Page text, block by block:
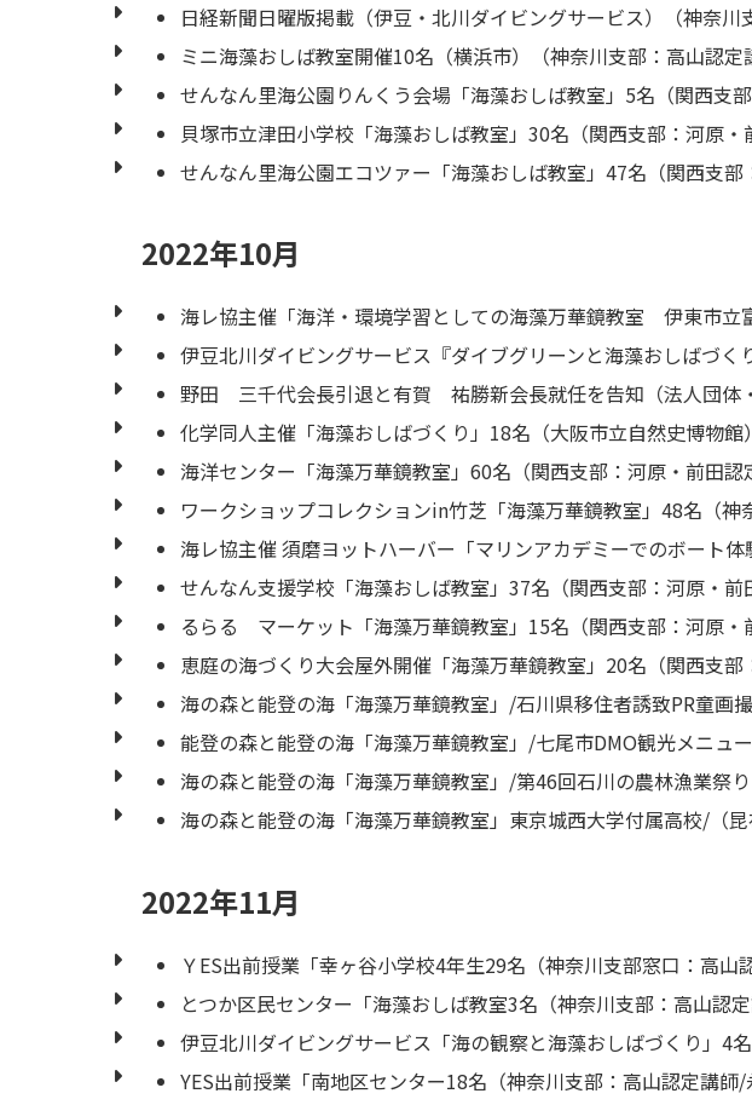
日経新聞日曜版掲載（伊豆・北川ダイビングサービス）（神奈川
ミニ海藻おしば教室開催10名（横浜市）（神奈川支部：高山認定
せんなん里海公園りんくう会場「海藻おしば教室」5名（関西支
貝塚市立津田小学校「海藻おしば教室」30名（関西支部：河原・
せんなん里海公園エコツァー「海藻おしば教室」47名（関西支部
2022年10月
海レ協主催「海洋・環境学習としての海藻万華鏡教室 伊東市立
伊豆北川ダイビングサービス『ダイブグリーンと海藻おしばづく
野田 三千代会長引退と有賀 祐勝新会長就任を告知（法人団体
化学同人主催「海藻おしばづくり」18名（大阪市立自然史博物
海洋センター「海藻万華鏡教室」60名（関西支部：河原・前田認
ワークショップコレクションin竹芝「海藻万華鏡教室」48名（
海レ協主催 須磨ヨットハーバー「マリンアカデミーでのボート
せんなん支援学校「海藻おしば教室」37名（関西支部：河原・前
るらる マーケット「海藻万華鏡教室」15名（関西支部：河原・
恵庭の海づくり大会屋外開催「海藻万華鏡教室」20名（関西支部
海の森と能登の海「海藻万華鏡教室」/石川県移住者誘致PR童画
能登の森と能登の海「海藻万華鏡教室」/七尾市DMO観光メニュ
海の森と能登の海「海藻万華鏡教室」/第46回石川の農林漁業祭
海の森と能登の海「海藻万華鏡教室」東京城西大学付属高校/（
2022年11月
ＹES出前授業「幸ヶ谷小学校4年生29名（神奈川支部窓口：高山
とつか区民センター「海藻おしば教室3名（神奈川支部：高山認
伊豆北川ダイビングサービス「海の観察と海藻おしばづくり」4名
YES出前授業「南地区センター18名（神奈川支部：高山認定講師/